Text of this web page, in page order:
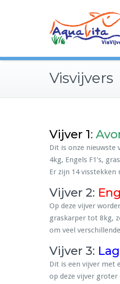
Visvijvers
Vijver 1:
Dit is onze nieuwste
4kg, Engels F1’s,
Er zijn 14 visstekken
Vijver 2:
Op deze vijver
graskarper tot 8kg,
om veel
Vijver 3:
Dit is een vijver met
op deze vijver groter